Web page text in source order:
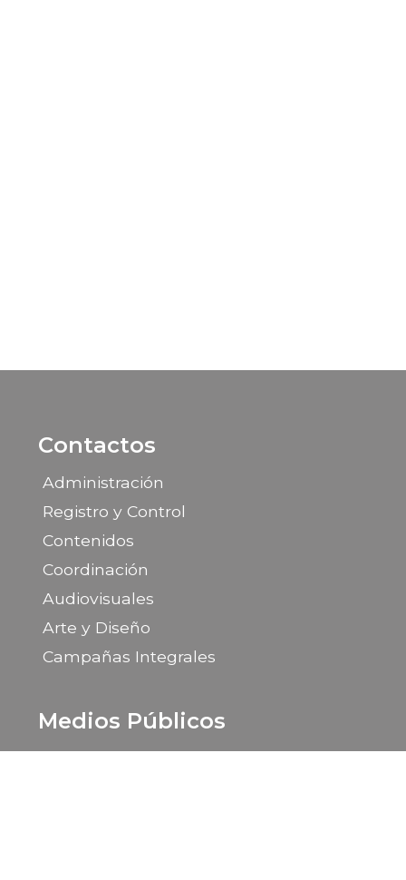
Contactos
Administración
Registro y Control
Contenidos
Coordinación
Audiovisuales
Arte y Diseño
Campañas Integrales
Medios Públicos
Portal de la Provincia de Santa Cruz